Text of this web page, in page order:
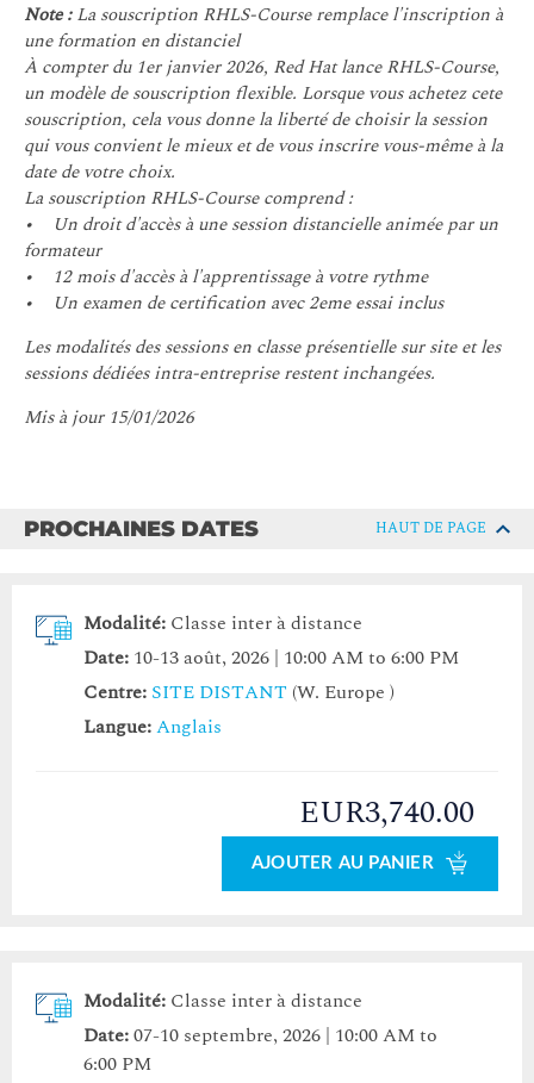
Note :La souscription RHLS-Course remplace l'inscription à
une formation en distanciel
À compter du 1er janvier 2026, Red Hat lance RHLS-Course,
un modèle de souscription flexible. Lorsque vous achetez cete
souscription, cela vous donne la liberté de choisir la session
qui vous convient le mieux et de vous inscrire vous-même à la
date de votre choix.
La souscription RHLS-Course comprend :
• Un droit d'accès à une session distancielle animée par un
formateur
• 12 mois d'accès à l'apprentissage à votre rythme
• Un examen de certification avec 2eme essai inclus
Les modalités des sessions en classe présentielle sur site et les
sessions dédiées intra-entreprise restent inchangées.
Mis à jour 15/01/2026
PROCHAINES DATES HAUT DE PAGE
Modalité: Classe inter à distance
Date: 10-13 août, 2026 | 10:00 AM to 6:00 PM
Centre: SITE DISTANT (W. Europe )
Langue:Anglais
EUR3,740.00
AJOUTER AU PANIER
Modalité: Classe inter à distance
Date:07-10 septembre, 2026 | 10:00 AM to
6:00 PM